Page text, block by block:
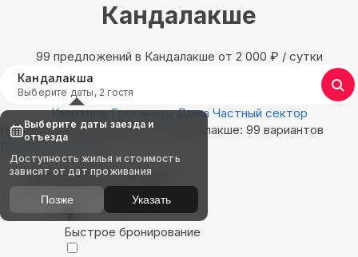
Кандалакше
99 предложений в Кандалакше oт 2 000 ₽ / сутки
Кандалакша
Выберите даты, 2 гостя
Квартиры Гостиницы Дома Частный сектор
Найдём, где остановиться в Кандалакше: 99 вариантов
Показать на карте
Выбирайте лучшее
Быстрое бронирование
Выберите даты заезда и
отъезда
Доступность жилья и стоимость
зависят от дат проживания
Позже Указать